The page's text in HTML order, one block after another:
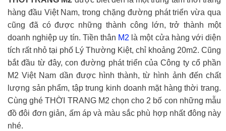
hàng đầu Việt Nam, trong chặng đường phát triển vừa qua
cũng đã có được những thành công lớn, trở thành một
doanh nghiệp uy tín. Tiền thân M2 là một cửa hàng với diện
tích rất nhỏ tại phố Lý Thường Kiệt, chỉ khoảng 20m2. Cũng
bắt đầu từ đây, con đường phát triển của Công ty cổ phần
M2 Việt Nam dần được hình thành, từ hình ảnh đến chất
lượng sản phẩm, tập trung kinh doanh mặt hàng thời trang.
Cùng ghé THỜI TRANG M2 chọn cho 2 bố con những mẫu
đồ đôi đơn giản, ấm áp và màu sắc phù hợp nhất đông này
nhé.